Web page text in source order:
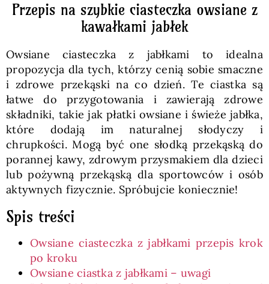
Kuchnie świata
SKLEP
Polski
Przepis na szybkie ciasteczka owsiane z
kawałkami jabłek
Owsiane ciasteczka z jabłkami to idealna
propozycja dla tych, którzy cenią sobie smaczne
i zdrowe przekąski na co dzień. Te ciastka są
łatwe do przygotowania i zawierają zdrowe
składniki, takie jak płatki owsiane i świeże jabłka,
które dodają im naturalnej słodyczy i
chrupkości. Mogą być one słodką przekąską do
porannej kawy, zdrowym przysmakiem dla dzieci
lub pożywną przekąską dla sportowców i osób
aktywnych fizycznie. Spróbujcie koniecznie!
Spis treści
Owsiane ciasteczka z jabłkami przepis krok
po kroku
Owsiane ciastka z jabłkami – uwagi